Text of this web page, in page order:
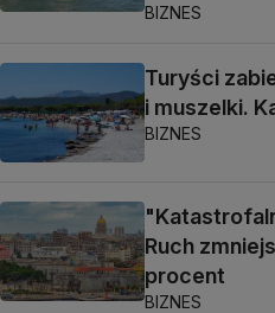
BIZNES
Turyści
i muszelki.
BIZNES
Ruch
procent
BIZNES